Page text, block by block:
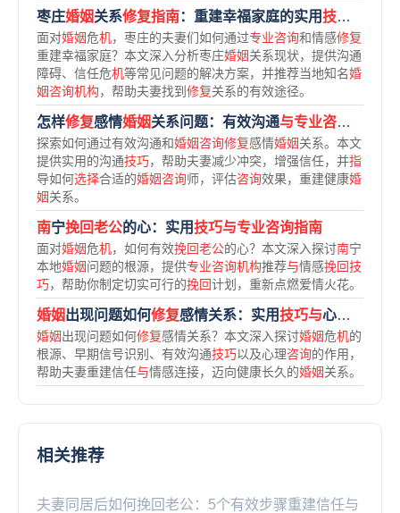
枣庄婚姻关系修复指南：重建幸福家庭的实用技巧与机构
面对婚姻危机，枣庄的夫妻们如何通过专业咨询和情感修复
重建幸福家庭？本文深入分析枣庄婚姻关系现状，提供沟通
障碍、信任危机等常见问题的解决方案，并推荐当地知名婚
姻咨询机构，帮助夫妻找到 修复关系的有效途径。
怎样修复感情婚姻关系问题：有效沟通与专业咨询指南
探索如何通过有效沟通和婚姻咨询修复感情婚姻关系。本文
提供实用的沟通技巧，帮助夫妻减少冲突，增强信任，并指
导如何选择合适的婚姻咨询师，评估咨询效果，重建健康婚
姻关系。
南宁挽回老公的心：实用技巧与专业咨询指南
面对婚姻危机，如何有效挽回老公的心？本文深入探讨南宁
本地婚姻问题的根源，提供专业咨询机构推荐与情感挽回技
巧，帮助你制定切实可行的挽回计划，重新点燃爱情火花。
婚姻出现问题如何修复感情关系：实用技巧与心理
婚姻出现问题如何修复感情关系？本文深入探讨婚姻危机的
根源、早期信号识别、有效沟通技巧以及心理咨询的作用，
帮助夫妻重建信任与情感连接，迈向健康长久的婚姻关系。
相关推荐
夫妻同居后如何挽回老公：5个有效步骤重建信任与